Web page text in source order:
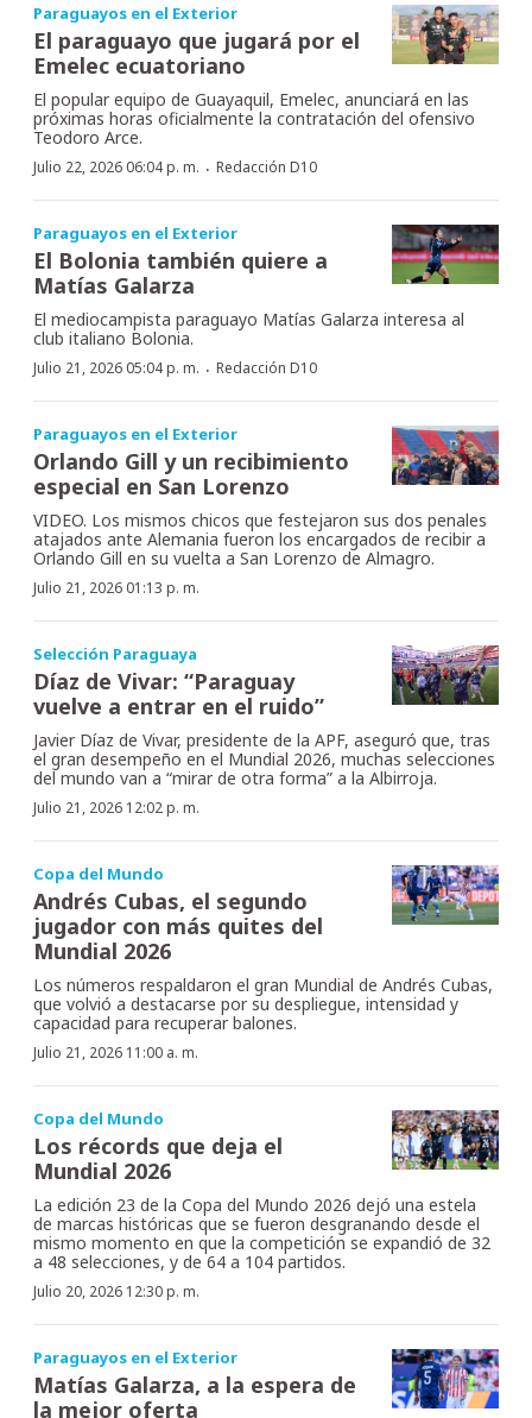
Paraguayos en el Exterior
El paraguayo que jugará por el
Emelec ecuatoriano
El popular equipo de Guayaquil, Emelec, anunciará en las
próximas horas oficialmente la contratación del ofensivo
Teodoro Arce.
Julio 22, 2026 06:04 p. m. · Redacción D10
Paraguayos en el Exterior
El Bolonia también quiere a
Matías Galarza
El mediocampista paraguayo Matías Galarza interesa al
club italiano Bolonia.
Julio 21, 2026 05:04 p. m. · Redacción D10
Paraguayos en el Exterior
Orlando Gill y un recibimiento
especial en San Lorenzo
VIDEO. Los mismos chicos que festejaron sus dos penales
atajados ante Alemania fueron los encargados de recibir a
Orlando Gill en su vuelta a San Lorenzo de Almagro.
Julio 21, 2026 01:13 p. m.
Selección Paraguaya
Díaz de Vivar: “Paraguay
vuelve a entrar en el ruido”
Javier Díaz de Vivar, presidente de la APF, aseguró que, tras
el gran desempeño en el Mundial 2026, muchas selecciones
del mundo van a “mirar de otra forma” a la Albirroja.
Julio 21, 2026 12:02 p. m.
Copa del Mundo
Andrés Cubas, el segundo
jugador con más quites del
Mundial 2026
Los números respaldaron el gran Mundial de Andrés Cubas,
que volvió a destacarse por su despliegue, intensidad y
capacidad para recuperar balones.
Julio 21, 2026 11:00 a. m.
Copa del Mundo
Los récords que deja el
Mundial 2026
La edición 23 de la Copa del Mundo 2026 dejó una estela
de marcas históricas que se fueron desgranando desde el
mismo momento en que la competición se expandió de 32
a 48 selecciones, y de 64 a 104 partidos.
Julio 20, 2026 12:30 p. m.
Paraguayos en el Exterior
Matías Galarza, a la espera de
la mejor oferta